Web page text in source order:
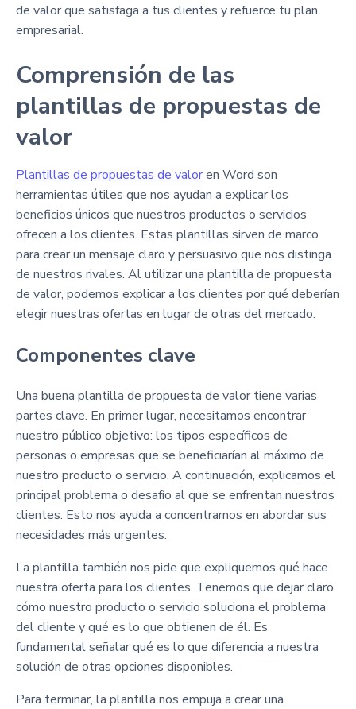
de valor que satisfaga a tus clientes y refuerce tu plan
empresarial.
Comprensión de las
plantillas de propuestas de
valor
Plantillas de propuestas de valoren Word son
herramientas útiles que nos ayudan a explicar los
beneficios únicos que nuestros productos o servicios
ofrecen a los clientes. Estas plantillas sirven de marco
para crear un mensaje claro y persuasivo que nos distinga
de nuestros rivales. Al utilizar una plantilla de propuesta
de valor, podemos explicar a los clientes por qué deberían
elegir nuestras ofertas en lugar de otras del mercado.
Componentes clave
Una buena plantilla de propuesta de valor tiene varias
partes clave. En primer lugar, necesitamos encontrar
nuestro público objetivo: los tipos específicos de
personas o empresas que se beneficiarían al máximo de
nuestro producto o servicio. A continuación, explicamos el
principal problema o desafío al que se enfrentan nuestros
clientes. Esto nos ayuda a concentrarnos en abordar sus
necesidades más urgentes.
La plantilla también nos pide que expliquemos qué hace
nuestra oferta para los clientes. Tenemos que dejar claro
cómo nuestro producto o servicio soluciona el problema
del cliente y qué es lo que obtienen de él. Es
fundamental señalar qué es lo que diferencia a nuestra
solución de otras opciones disponibles.
Para terminar, la plantilla nos empuja a crear una